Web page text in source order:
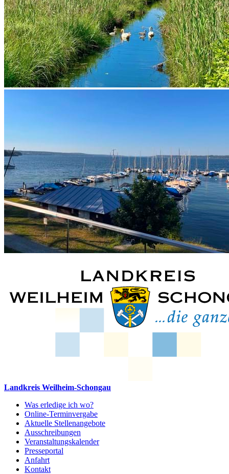
Landkreis Weilheim-Schongau
Was erledige ich wo?
Online-Terminvergabe
Aktuelle Stellenangebote
Ausschreibungen
Veranstaltungskalender
Presseportal
Anfahrt
Kontakt